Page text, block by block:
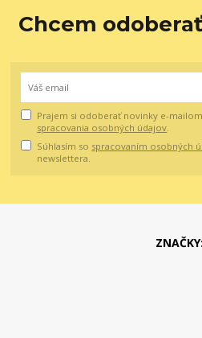
Chcem
Prajem si odoberať novinky e-
spracovania osobných údajov
Súhlasím so spracovaním osobných
newslettera.
ZNAČKY: